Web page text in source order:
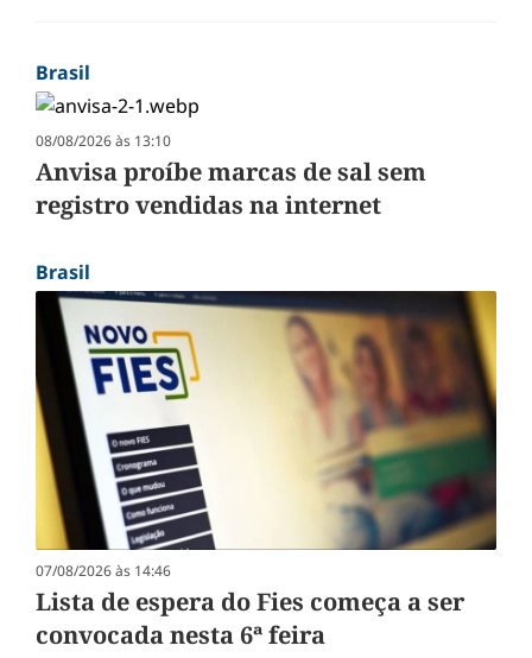
Brasil
08/08/2026 às 13:10
Anvisa proíbe marcas de sal sem
registro vendidas na internet
Brasil
07/08/2026 às 14:46
Lista de espera do Fies começa a ser
convocada nesta 6ª feira